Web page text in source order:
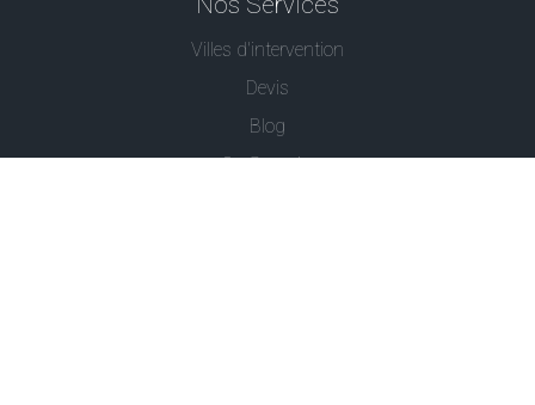
Villes d'intervention
Devis
Blog
Ou Serrurier